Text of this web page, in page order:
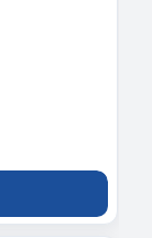
2000
2500E